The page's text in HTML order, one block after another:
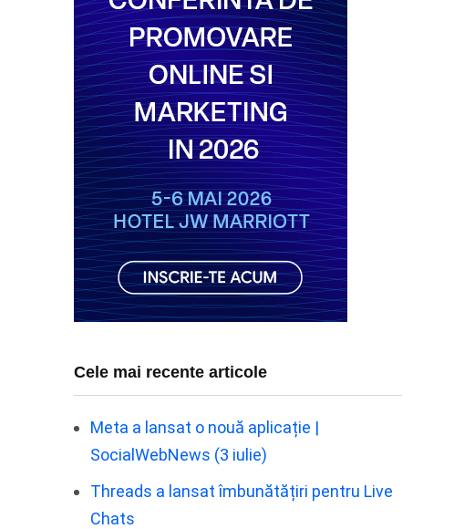
Cele mai recente articole
Meta a lansat o nouă aplicație |
SocialWebNews (3 iulie)
Threads a lansat îmbunătățiri pentru Live
Chats